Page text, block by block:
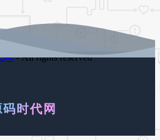
网- All rights reserved
码时代网